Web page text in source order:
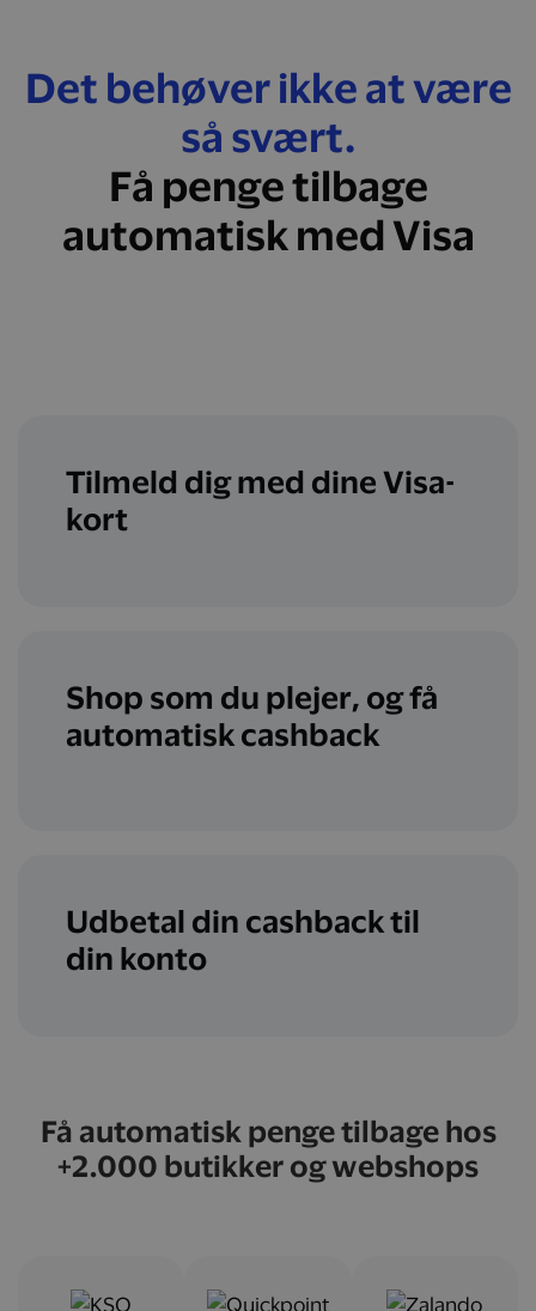
Det behøver ikke at være
så svært.
Få penge tilbage
automatisk med Visa
Tilmeld dig med dine Visa-
kort
Shop som du plejer, og få
automatisk cashback
Udbetal din cashback til
din konto
Få automatisk penge tilbage hos
+2.000 butikker og webshops